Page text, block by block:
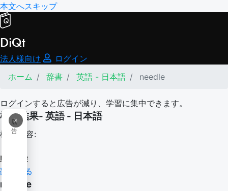
本文へスキップ
DiQt
法人様向け
ログイン
ホーム
辞書 英語 - 日本語 needle
ログインすると広告が減り、学習に集中できます。
×
広
告
検索結果- 英語 - 日本語
検索内容:
needle
翻訳する
needle